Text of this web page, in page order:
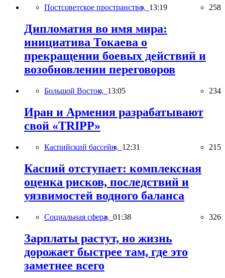
Постсоветское пространство, 13:19 258
Дипломатия во имя мира:
инициатива Токаева о
прекращении боевых действий и
возобновлении переговоров
Большой Восток, 13:05 234
Иран и Армения разрабатывают
свой «TRIPP»
Каспийский бассейн, 12:31 215
Каспий отступает: комплексная
оценка рисков, последствий и
уязвимостей водного баланса
Социальная сфера, 01:38 326
Зарплаты растут, но жизнь
дорожает быстрее там, где это
заметнее всего